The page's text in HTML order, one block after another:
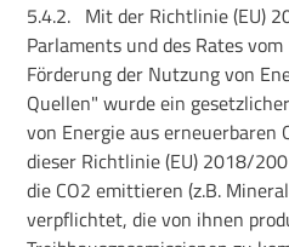
5.4.2. Mit der Richtlinie (EU)
Parlaments und des Rates
Förderung der Nutzung von
Quellen" wurde ein
von Energie aus erneuerbaren
dieser Richtlinie (EU) 2018/
die CO2 emittieren (z.B.
verpflichtet, die von ihnen